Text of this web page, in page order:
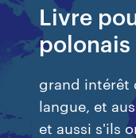
Livre
grand intérêt
langue, et
et aussi s'ils